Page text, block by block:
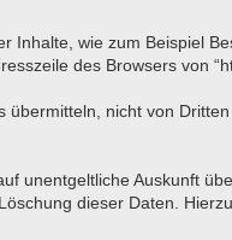
wie zum Beispiel
des Browsers von
nicht von Dritten
unentgeltliche Auskunft
dieser Daten.